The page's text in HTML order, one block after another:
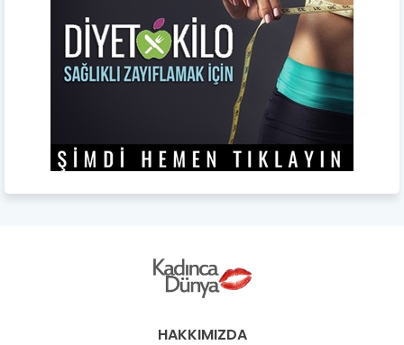
HAKKIMIZDA